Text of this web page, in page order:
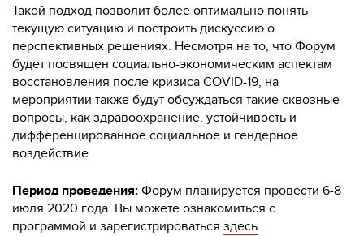
Такой подход позволит более оптимально понять
текущую ситуацию и построить дискуссию о
перспективных решениях. Несмотря на то, что Форум
будет посвящен социально-экономическим аспектам
восстановления после кризиса COVID-19, на
мероприятии также будут обсуждаться такие сквозные
вопросы, как здравоохранение, устойчивость и
дифференцированное социальное и гендерное
воздействие.
Период проведения:Форум планируется провести 6-8
июля 2020 года. Вы можете ознакомиться с
программой и зарегистрироваться здесь.